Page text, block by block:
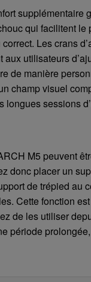
supplémentaire
qui facilitent le
Les crans
aux utilisateurs
de manière
champ visuel
longues sessions
M5 peuvent
donc placer un
de trépied au
Cette fonction
de les utiliser
période